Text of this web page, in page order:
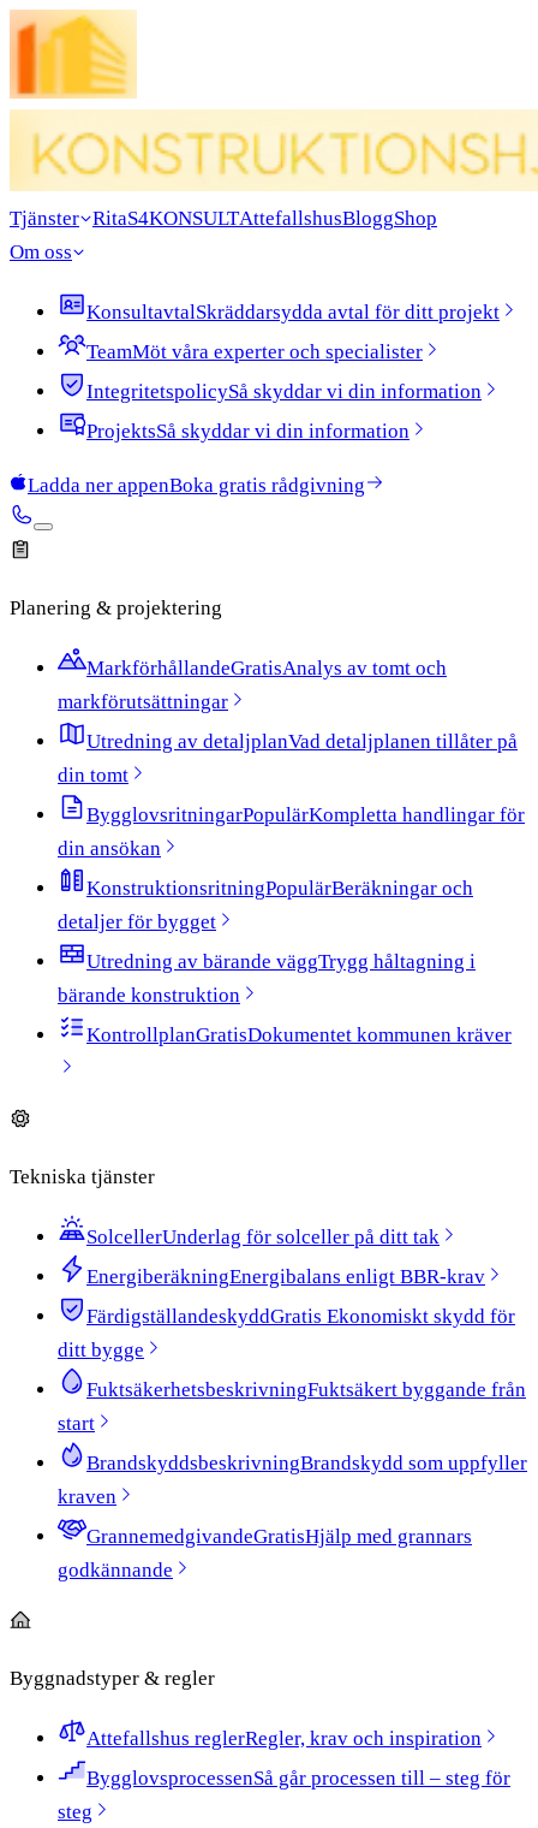
Tjänster RitaS4KONSULTAttefallshusBloggShop
Om oss
KonsultavtalSkräddarsydda avtal för ditt projekt
TeamMöt våra experter och specialister
IntegritetspolicySå skyddar vi din information
ProjektsSå skyddar vi din information
Ladda ner appenBoka gratis rådgivning
Planering & projektering
MarkförhållandeGratisAnalys av tomt och
markförutsättningar
Utredning av detaljplanVad detaljplanen tillåter på
din tomt
BygglovsritningarPopulärKompletta handlingar för
din ansökan
KonstruktionsritningPopulärBeräkningar och
detaljer för bygget
Utredning av bärande väggTrygg håltagning i
bärande konstruktion
KontrollplanGratisDokumentet kommunen kräver
Tekniska tjänster
SolcellerUnderlag för solceller på ditt tak
EnergiberäkningEnergibalans enligt BBR-krav
FärdigställandeskyddGratis Ekonomiskt skydd för
ditt bygge
FuktsäkerhetsbeskrivningFuktsäkert byggande från
start
BrandskyddsbeskrivningBrandskydd som uppfyller
kraven
GrannemedgivandeGratisHjälp med grannars
godkännande
Byggnadstyper & regler
Attefallshus reglerRegler, krav och inspiration
BygglovsprocessenSå går processen till – steg för
steg